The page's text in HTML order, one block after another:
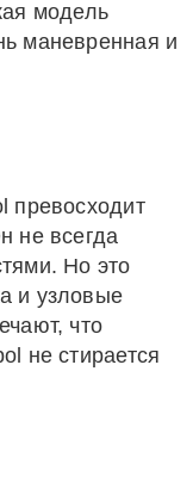
модель
маневренная и
превосходит
не всегда
Но это
и узловые
что
не стирается